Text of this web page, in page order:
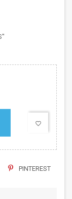
favorite_border
PINTEREST